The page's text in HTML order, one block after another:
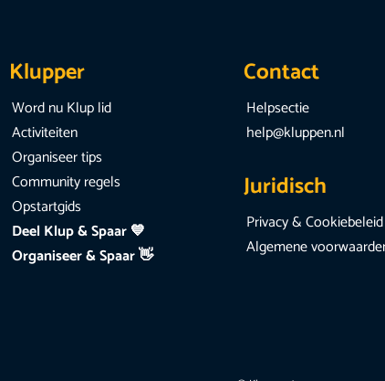
Klupper
Word nu Klup lid
Activiteiten
Organiseer tips
Community regels
Opstartgids
Deel Klup & Spaar 💙
Organiseer & Spaar 👋
Contact
Helpsectie
help@kluppen.nl
Juridisch
Privacy & Cookiebeleid
Algemene